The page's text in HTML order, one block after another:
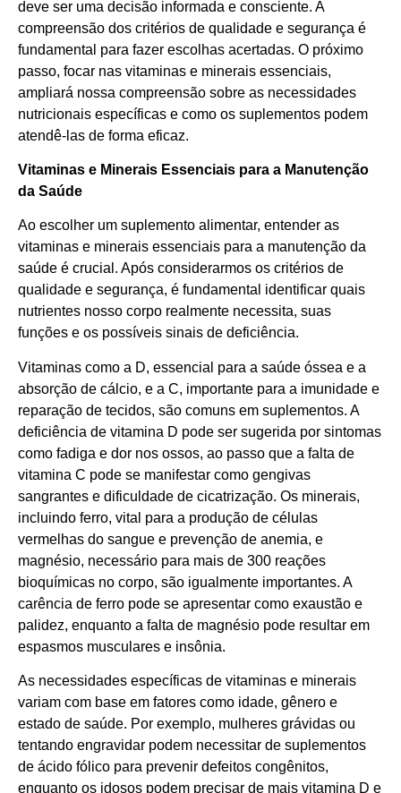
deve ser uma decisão informada e consciente. A
compreensão dos critérios de qualidade e segurança é
fundamental para fazer escolhas acertadas. O próximo
passo, focar nas vitaminas e minerais essenciais,
ampliará nossa compreensão sobre as necessidades
nutricionais específicas e como os suplementos podem
atendê-las de forma eficaz.
Vitaminas e Minerais Essenciais para a Manutenção
da Saúde
Ao escolher um suplemento alimentar, entender as
vitaminas e minerais essenciais para a manutenção da
saúde é crucial. Após considerarmos os critérios de
qualidade e segurança, é fundamental identificar quais
nutrientes nosso corpo realmente necessita, suas
funções e os possíveis sinais de deficiência.
Vitaminas como a D, essencial para a saúde óssea e a
absorção de cálcio, e a C, importante para a imunidade e
reparação de tecidos, são comuns em suplementos. A
deficiência de vitamina D pode ser sugerida por sintomas
como fadiga e dor nos ossos, ao passo que a falta de
vitamina C pode se manifestar como gengivas
sangrantes e dificuldade de cicatrização. Os minerais,
incluindo ferro, vital para a produção de células
vermelhas do sangue e prevenção de anemia, e
magnésio, necessário para mais de 300 reações
bioquímicas no corpo, são igualmente importantes. A
carência de ferro pode se apresentar como exaustão e
palidez, enquanto a falta de magnésio pode resultar em
espasmos musculares e insônia.
As necessidades específicas de vitaminas e minerais
variam com base em fatores como idade, gênero e
estado de saúde. Por exemplo, mulheres grávidas ou
tentando engravidar podem necessitar de suplementos
de ácido fólico para prevenir defeitos congênitos,
enquanto os idosos podem precisar de mais vitamina D e